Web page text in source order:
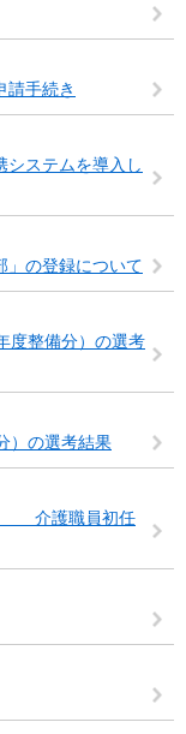
請手続き
システムを導入し
」の登録について
度整備分）の選考
）の選考結果
介護職員初任